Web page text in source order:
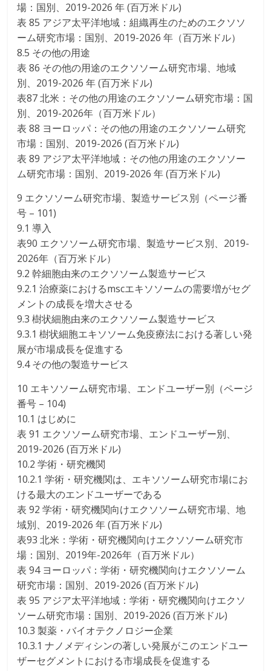
場：国別、2019-2026 年 (百万米ドル)
表 85 アジア太平洋地域：組織再生のためのエクソソ
ーム研究市場：国別、2019-2026 年（百万米ドル）
8.5 その他の用途
表 86 その他の用途のエクソソーム研究市場、地域
別、2019-2026 年 (百万米ドル)
表87 北米：その他の用途のエクソソーム研究市場：国
別、2019-2026年（百万米ドル）
表 88 ヨーロッパ：その他の用途のエクソソーム研究
市場：国別、2019-2026 (百万米ドル)
表 89 アジア太平洋地域：その他の用途のエクソソー
ム研究市場：国別、2019-2026 年 (百万米ドル)
9 エクソソーム研究市場、製造サービス別（ページ番
号 – 101)
9.1 導入
表90 エクソソーム研究市場、製造サービス別、2019-
2026年（百万米ドル）
9.2 幹細胞由来のエクソソーム製造サービス
9.2.1 治療薬におけるmscエキソソームの需要増がセグ
メントの成長を増大させる
9.3 樹状細胞由来のエクソソーム製造サービス
9.3.1 樹状細胞エキソソーム免疫療法における著しい発
展が市場成長を促進する
9.4 その他の製造サービス
10 エキソソーム研究市場、エンドユーザー別（ページ
番号 – 104)
10.1 はじめに
表 91 エクソソーム研究市場、エンドユーザー別、
2019-2026 (百万米ドル)
10.2 学術・研究機関
10.2.1 学術・研究機関は、エキソソーム研究市場にお
ける最大のエンドユーザーである
表 92 学術・研究機関向けエクソソーム研究市場、地
域別、2019-2026 年 (百万米ドル)
表93 北米：学術・研究機関向けエクソソーム研究市
場：国別、2019年-2026年（百万米ドル）
表 94 ヨーロッパ：学術・研究機関向けエクソソーム
研究市場：国別、2019-2026 (百万米ドル)
表 95 アジア太平洋地域：学術・研究機関向けエクソ
ソーム研究市場：国別、2019-2026 (百万米ドル)
10.3 製薬・バイオテクノロジー企業
10.3.1 ナノメディシンの著しい発展がこのエンドユー
ザーセグメントにおける市場成長を促進する